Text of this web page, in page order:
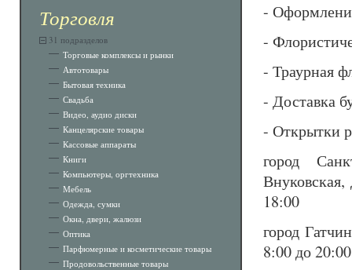
Торговля
31 подразделов
Торговые комплексы и рынки
Автотовары
Бытовая техника
Свадьба
Видео, аудио диски
Канцелярские товары
Кассовые аппараты
Книги
Компьютеры, оргтехника
Мебель
Одежда, сумки
Окна, двери, жалюзи
Оптика
Парфюмерные и косметические товары
Продовольственные товары
-
-
- Траурная
- Доставка
- Открытки
город
18:00
город
8:00 до 20:00